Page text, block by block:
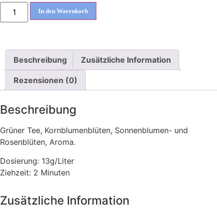
In den Warenkorb
Beschreibung Zusätzliche Information
Rezensionen (0)
Beschreibung
Grüner Tee, Kornblumenblüten, Sonnenblumen- und
Rosenblüten, Aroma.
Dosierung: 13g/Liter
Ziehzeit: 2 Minuten
Zusätzliche Information